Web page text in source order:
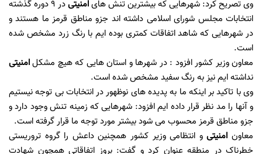
وی تصریح کرد: شهرهایی که بیشترین تنش هایامنیتی
در 9 دوره گذشته
انتخابات مجلس شورای اسلامی داشته اند جزو مناطق قرمز ما هستند و
در شهرهایی که شاهد اتفاقات کمتری بوده ایم با رنگ زرد مشخص شده
است.
معاون وزیر کشور افزود : در شهرها و استان هایی که هیچ مشکلامنیتی
نداشته ایم نیز به رنگ سفید مشخص شده است.
وی با تاکید بر اینکه ما به پدیده های نوظهور در انتخابات بی توجه نیستیم
و آنها را مد نظر قرار داده ایم افزود: شهرهایی که زمینه تنش وجود دارد و
جزو مناطق قرمز محسوب می شود بیشتر مورد توجه ما قرار گرفته است.
معاون امنیتیو انتظامی وزیر کشور همچنین داعش را گروه تروریستی
خطرناک در منطقه عنوان کرد و گفت: بروز اتفاقاتی همچون شهادت